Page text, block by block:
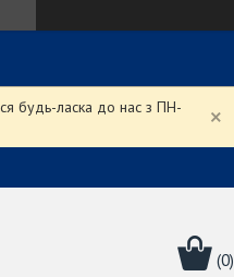
будь-ласка до нас з ПН-